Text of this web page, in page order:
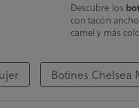
Descubre los
con tacón
camel y más
Botines Chelsea